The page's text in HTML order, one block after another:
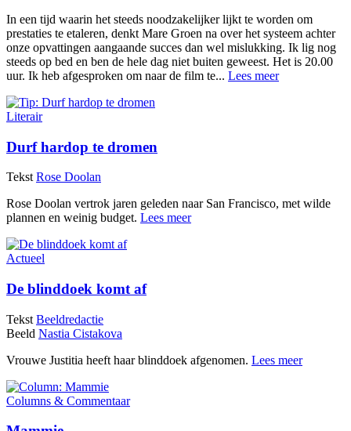
In een tijd waarin het steeds noodzakelijker lijkt te worden om
prestaties te etaleren, denkt Mare Groen na over het systeem achter
onze opvattingen aangaande succes dan wel mislukking. Ik lig nog
steeds op bed en ben de hele dag niet buiten geweest. Het is 20.00
uur. Ik heb afgesproken om naar de film te... Lees meer
Literair
Durf hardop te dromen
Tekst Rose Doolan
Rose Doolan vertrok jaren geleden naar San Francisco, met wilde
plannen en weinig budget. Lees meer
Actueel
De blinddoek komt af
Tekst Beeldredactie
Beeld Nastia Cistakova
Vrouwe Justitia heeft haar blinddoek afgenomen. Lees meer
Columns & Commentaar